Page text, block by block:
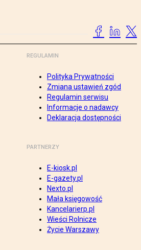
REGULAMIN
Polityka Prywatności
Zmiana ustawień zgód
Regulamin serwisu
Informacje o nadawcy
Deklaracja dostępności
PARTNERZY
E-kiosk.pl
E-gazety.pl
Nexto.pl
Mała księgowość
Kancelarierp.pl
Wieści Rolnicze
Życie Warszawy